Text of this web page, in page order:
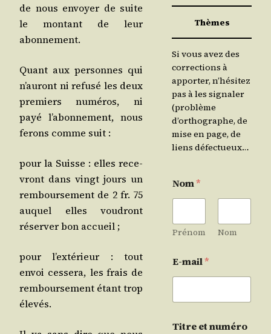
de nous envoyer de suite
le mon­tant de leur
abonnement.
Quant aux per­sonnes qui
n’au­ront ni refu­sé les deux
pre­miers numé­ros, ni
payé l’a­bon­ne­ment, nous
ferons comme suit :
pour la Suisse : elles rece­
vront dans vingt jours un
rem­bour­se­ment de 2 fr. 75
auquel elles vou­dront
réser­ver bon accueil ;
pour l’ex­té­rieur : tout
envoi ces­se­ra, les frais de
rem­bour­se­ment étant trop
élevés.
Thèmes
Si vous avez des
corrections à
apporter, n’hésitez
pas à les signaler
(problème
d’orthographe, de
mise en page, de
liens défectueux…
Nom*
Prénom Nom
E-mail*
Titre et numéro